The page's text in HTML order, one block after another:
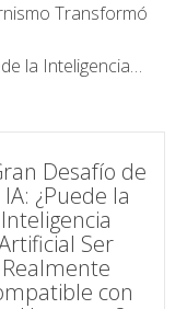
Transformó
la Inteligencia…
Desafío de
IA: ¿Puede la
Inteligencia
Ser
Realmente
con